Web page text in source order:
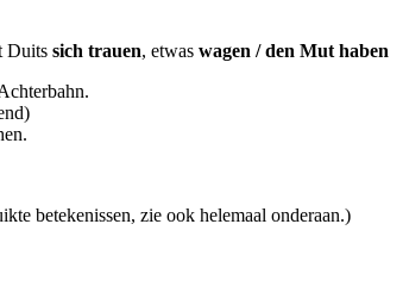
Duits sich trauen, etwas wagen / den Mut haben
betekenissen, zie ook helemaal onderaan.)